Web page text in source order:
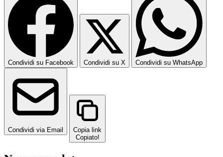
Condividi su Facebook Condividi su X Condividi su WhatsApp
Condividi via Email
Copia link
Copiato!